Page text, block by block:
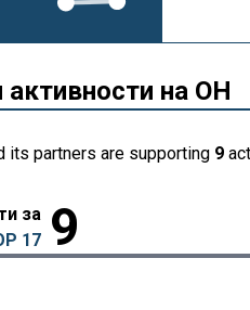
активности на ОН
its partners are supporting 9
за
17 9